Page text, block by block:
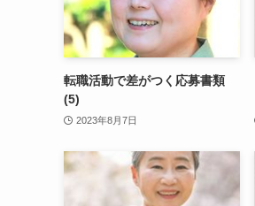
転職活動で差がつく応募書類
(5)
2023年8月7日